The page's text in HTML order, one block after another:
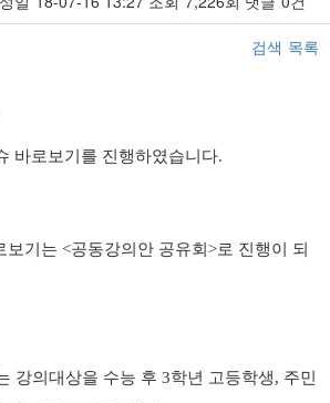
검색 목록
바로보기를 진행하였습니다.
기는 <공동강의안 공유회>로 진행이 되
강의대상을 수능 후 3학년 고등학생, 주민